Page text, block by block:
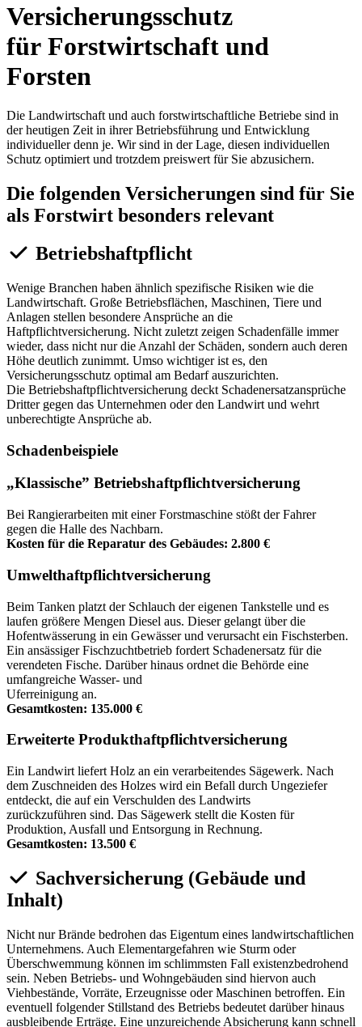
Versicherungsschutz
für Forstwirtschaft und
Forsten
Die Landwirtschaft und auch forstwirtschaftliche Betriebe sind in
der heutigen Zeit in ihrer Betriebsführung und Entwicklung
individueller denn je. Wir sind in der Lage, diesen individuellen
Schutz optimiert und trotzdem preiswert für Sie abzusichern.
Die folgenden Versicherungen sind für Sie
als Forstwirt besonders relevant
Betriebshaftpflicht
Wenige Branchen haben ähnlich spezifische Risiken wie die
Landwirtschaft. Große Betriebsflächen, Maschinen, Tiere und
Anlagen stellen besondere Ansprüche an die
Haftpflichtversicherung. Nicht zuletzt zeigen Schadenfälle immer
wieder, dass nicht nur die Anzahl der Schäden, sondern auch deren
Höhe deutlich zunimmt. Umso wichtiger ist es, den
Versicherungsschutz optimal am Bedarf auszurichten.
Die Betriebshaftpflichtversicherung deckt Schadenersatzansprüche
Dritter gegen das Unternehmen oder den Landwirt und wehrt
unberechtigte Ansprüche ab.
Schadenbeispiele
„Klassische” Betriebshaftpflichtversicherung
Bei Rangierarbeiten mit einer Forstmaschine stößt der Fahrer
gegen die Halle des Nachbarn.
Kosten für die Reparatur des Gebäudes: 2.800 €
Umwelthaftpflichtversicherung
Beim Tanken platzt der Schlauch der eigenen Tankstelle und es
laufen größere Mengen Diesel aus. Dieser gelangt über die
Hofentwässerung in ein Gewässer und verursacht ein Fischsterben.
Ein ansässiger Fischzuchtbetrieb fordert Schadenersatz für die
verendeten Fische. Darüber hinaus ordnet die Behörde eine
umfangreiche Wasser- und
Uferreinigung an.
Gesamtkosten: 135.000 €
Erweiterte Produkthaftpflichtversicherung
Ein Landwirt liefert Holz an ein verarbeitendes Sägewerk. Nach
dem Zuschneiden des Holzes wird ein Befall durch Ungeziefer
entdeckt, die auf ein Verschulden des Landwirts
zurückzuführen sind. Das Sägewerk stellt die Kosten für
Produktion, Ausfall und Entsorgung in Rechnung.
Gesamtkosten: 13.500 €
Sachversicherung (Gebäude und
Inhalt)
Nicht nur Brände bedrohen das Eigentum eines landwirtschaftlichen
Unternehmens. Auch Elementargefahren wie Sturm oder
Überschwemmung können im schlimmsten Fall existenzbedrohend
sein. Neben Betriebs- und Wohngebäuden sind hiervon auch
Viehbestände, Vorräte, Erzeugnisse oder Maschinen betroffen. Ein
eventuell folgender Stillstand des Betriebs bedeutet darüber hinaus
ausbleibende Erträge. Eine unzureichende Absicherung kann schnell